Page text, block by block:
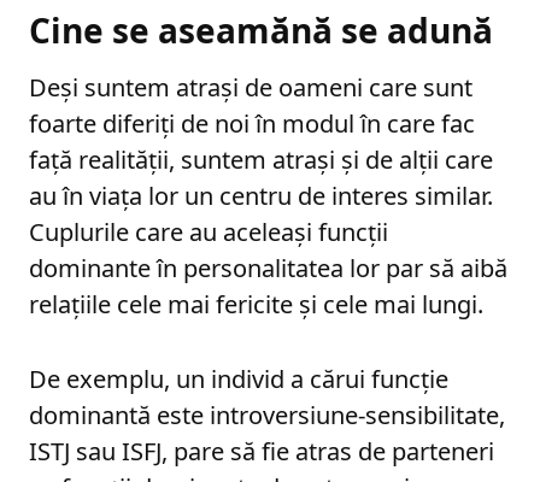
Cine se aseamănă se adună
Deși suntem atrași de oameni care sunt
foarte diferiți de noi în modul în care fac
față realității, suntem atrași și de alții care
au în viața lor un centru de interes similar.
Cuplurile care au aceleași funcții
dominante în personalitatea lor par să aibă
relațiile cele mai fericite și cele mai lungi.
De exemplu, un individ a cărui funcție
dominantă este introversiune-sensibilitate,
ISTJ sau ISFJ, pare să fie atras de parteneri